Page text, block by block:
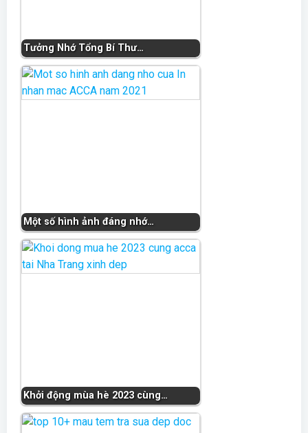
Tưởng Nhớ Tổng Bí Thư…
Một số hình ảnh đáng nhớ…
Khởi động mùa hè 2023 cùng…